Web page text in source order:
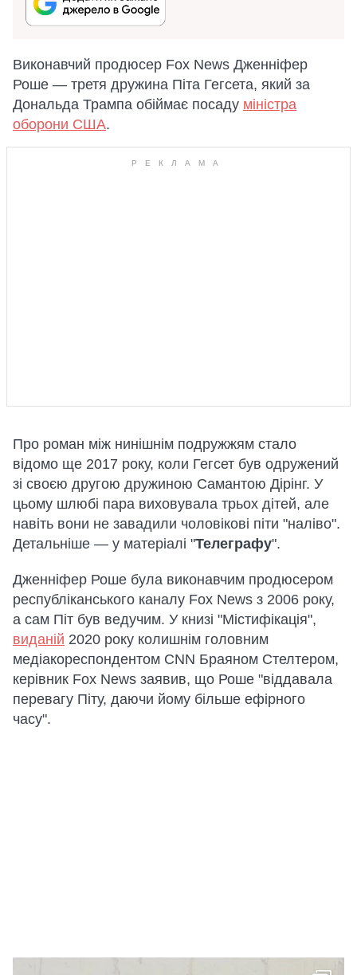
Виконавчий продюсер Fox News Дженніфер
Роше — третя дружина Піта Гегсета, який за
Дональда Трампа обіймає посаду міністра
оборони США.
Про роман між нинішнім подружжям стало
відомо ще 2017 року, коли Гегсет був одружений
зі своєю другою дружиною Самантою Дірінг. У
цьому шлюбі пара виховувала трьох дітей, але
навіть вони не завадили чоловікові піти "наліво".
Детальніше — у матеріалі "Телеграфу".
Дженніфер Роше була виконавчим продюсером
республіканського каналу Fox News з 2006 року,
а сам Піт був ведучим. У книзі "Містифікація",
виданій 2020 року колишнім головним
медіакореспондентом CNN Браяном Стелтером,
керівник Fox News заявив, що Роше "віддавала
перевагу Піту, даючи йому більше ефірного
часу".